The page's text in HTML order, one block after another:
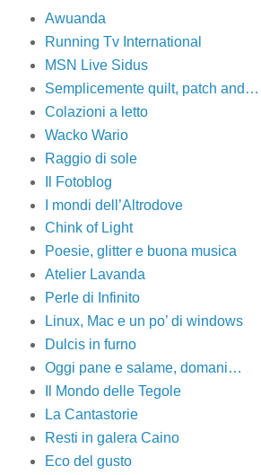
Awuanda
Running Tv International
MSN Live Sidus
Semplicemente quilt, patch and…
Colazioni a letto
Wacko Wario
Raggio di sole
Il Fotoblog
I mondi dell’Altrodove
Chink of Light
Poesie, glitter e buona musica
Atelier Lavanda
Perle di Infinito
Linux, Mac e un po’ di windows
Dulcis in furno
Oggi pane e salame, domani…
Il Mondo delle Tegole
La Cantastorie
Resti in galera Caino
Eco del gusto